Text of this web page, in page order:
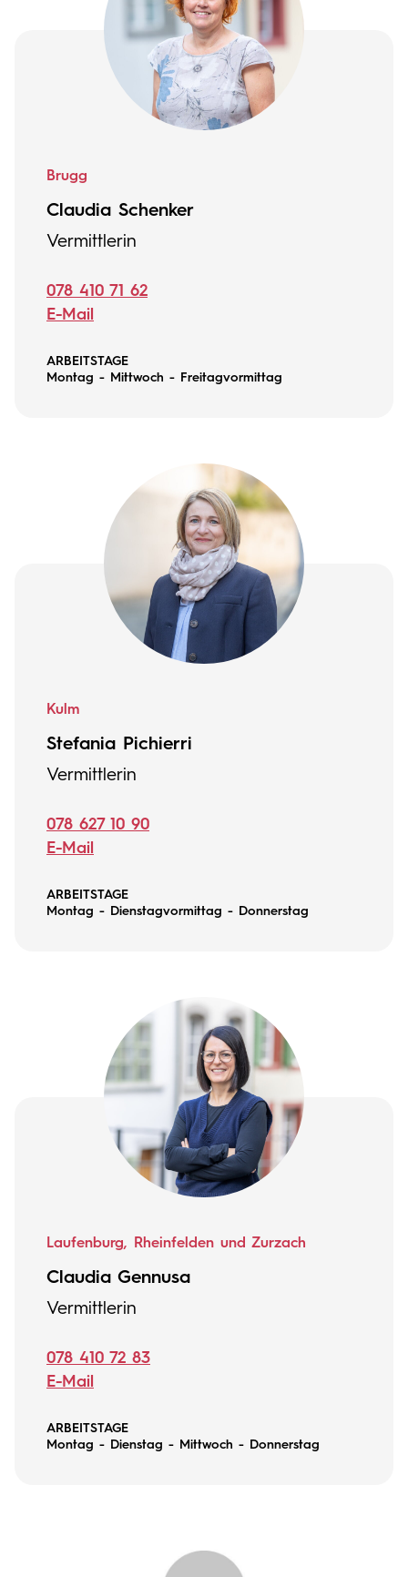
Brugg
Claudia Schenker
Vermittlerin
078 410 71 62
E-Mail
ARBEITSTAGE
Montag - Mittwoch - Freitagvormittag
Kulm
Stefania Pichierri
Vermittlerin
078 627 10 90
E-Mail
ARBEITSTAGE
Montag - Dienstagvormittag - Donnerstag
Laufenburg, Rheinfelden und Zurzach
Claudia Gennusa
Vermittlerin
078 410 72 83
E-Mail
ARBEITSTAGE
Montag - Dienstag - Mittwoch - Donnerstag